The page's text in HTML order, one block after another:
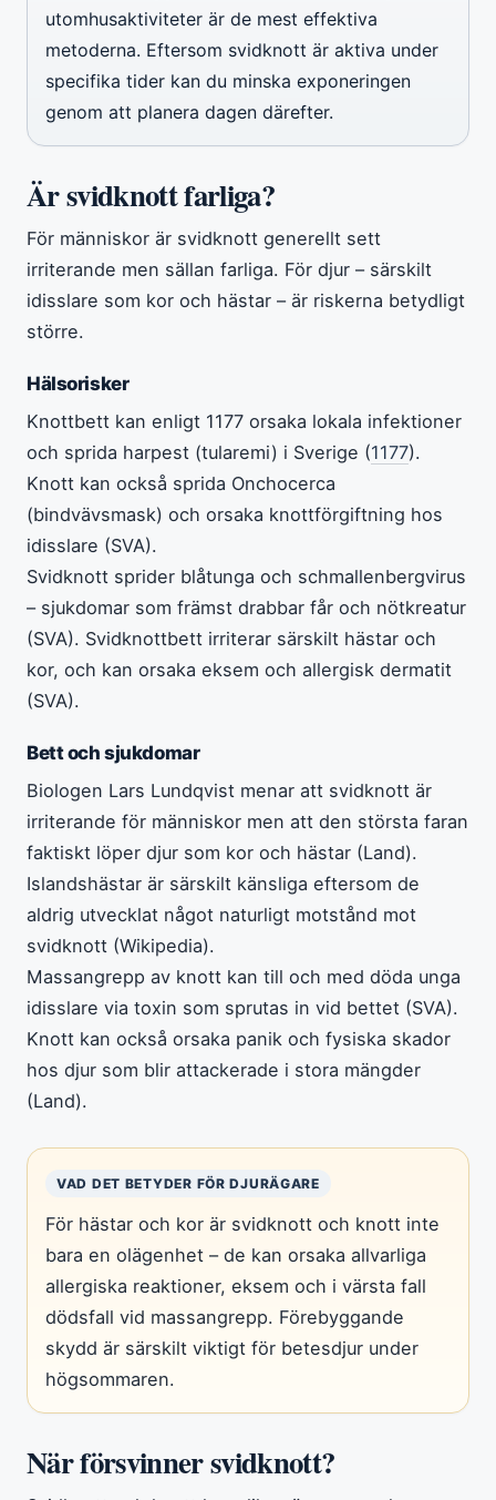
utomhusaktiviteter är de mest effektiva
metoderna. Eftersom svidknott är aktiva under
specifika tider kan du minska exponeringen
genom att planera dagen därefter.
Är svidknott farliga?
För människor är svidknott generellt sett
irriterande men sällan farliga. För djur – särskilt
idisslare som kor och hästar – är riskerna betydligt
större.
Hälsorisker
Knottbett kan enligt 1177 orsaka lokala infektioner
och sprida harpest (tularemi) i Sverige (1177).
Knott kan också sprida Onchocerca
(bindvävsmask) och orsaka knottförgiftning hos
idisslare (SVA).
Svidknott sprider blåtunga och schmallenbergvirus
– sjukdomar som främst drabbar får och nötkreatur
(SVA). Svidknottbett irriterar särskilt hästar och
kor, och kan orsaka eksem och allergisk dermatit
(SVA).
Bett och sjukdomar
Biologen Lars Lundqvist menar att svidknott är
irriterande för människor men att den största faran
faktiskt löper djur som kor och hästar (Land).
Islandshästar är särskilt känsliga eftersom de
aldrig utvecklat något naturligt motstånd mot
svidknott (Wikipedia).
Massangrepp av knott kan till och med döda unga
idisslare via toxin som sprutas in vid bettet (SVA).
Knott kan också orsaka panik och fysiska skador
hos djur som blir attackerade i stora mängder
(Land).
VAD DET BETYDER FÖR DJURÄGARE
För hästar och kor är svidknott och knott inte
bara en olägenhet – de kan orsaka allvarliga
allergiska reaktioner, eksem och i värsta fall
dödsfall vid massangrepp. Förebyggande
skydd är särskilt viktigt för betesdjur under
högsommaren.
När försvinner svidknott?